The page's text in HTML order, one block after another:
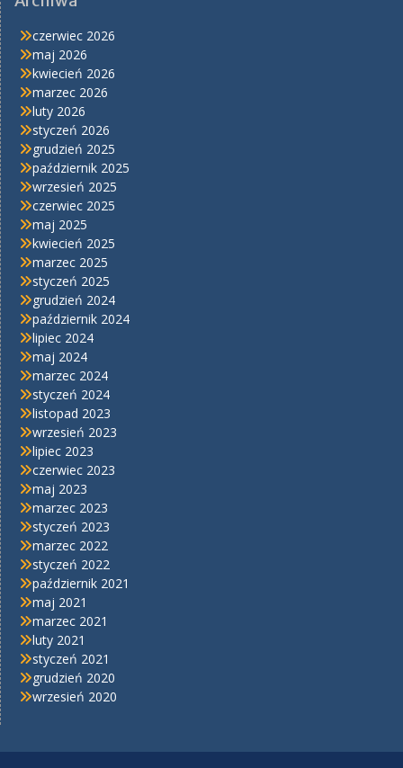
czerwiec 2026
maj 2026
kwiecień 2026
marzec 2026
luty 2026
styczeń 2026
grudzień 2025
październik 2025
wrzesień 2025
czerwiec 2025
maj 2025
kwiecień 2025
marzec 2025
styczeń 2025
grudzień 2024
październik 2024
lipiec 2024
maj 2024
marzec 2024
styczeń 2024
listopad 2023
wrzesień 2023
lipiec 2023
czerwiec 2023
maj 2023
marzec 2023
styczeń 2023
marzec 2022
styczeń 2022
październik 2021
maj 2021
marzec 2021
luty 2021
styczeń 2021
grudzień 2020
wrzesień 2020